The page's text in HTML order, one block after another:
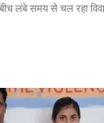
लंबे समय से चल रहा